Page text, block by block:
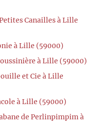
Canailles à Lille
à Lille (59000)
à Lille (59000)
et Cie à Lille
à Lille (59000)
de Perlinpimpim à